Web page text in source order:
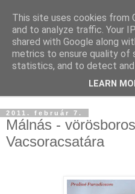
2011. február 7.
Málnás -
Vacsoracsatára
This site uses cookies from
and to analyze traffic. Your
shared with Google along
metrics to ensure quality of
statistics, and to detect and
LEARN